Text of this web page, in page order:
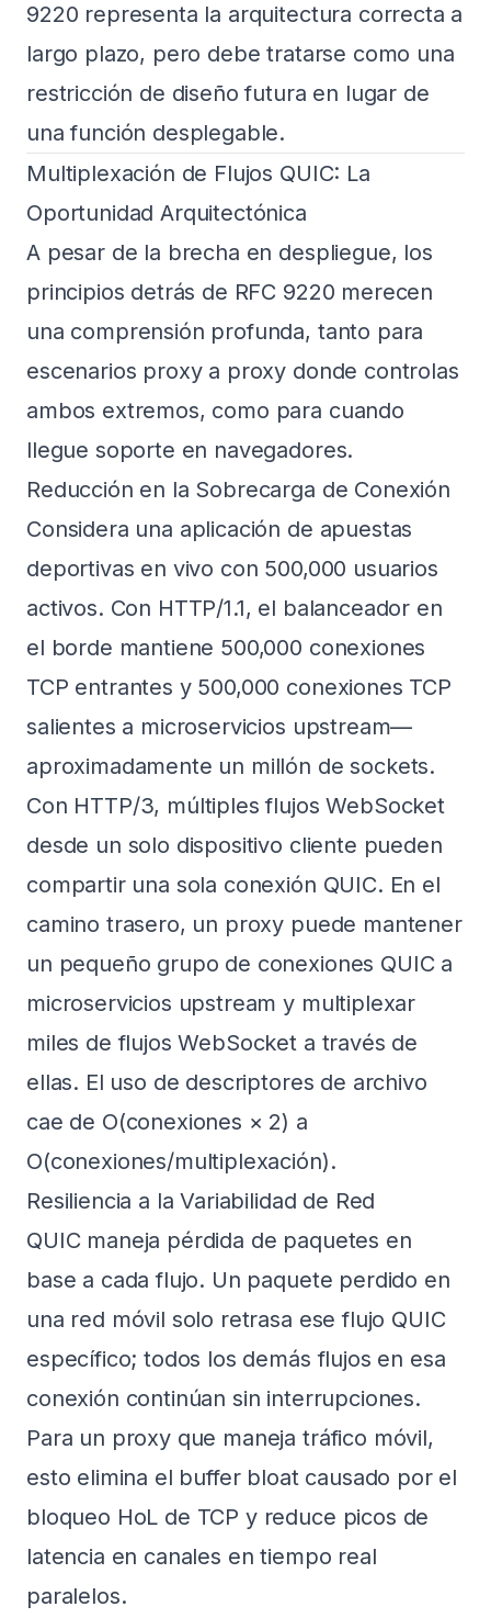
9220 representa la arquitectura correcta a
largo plazo, pero debe tratarse como una
restricción de diseño futura en lugar de
una función desplegable.
Multiplexación de Flujos QUIC: La
Oportunidad Arquitectónica
A pesar de la brecha en despliegue, los
principios detrás de RFC 9220 merecen
una comprensión profunda, tanto para
escenarios proxy a proxy donde controlas
ambos extremos, como para cuando
llegue soporte en navegadores.
Reducción en la Sobrecarga de Conexión
Considera una aplicación de apuestas
deportivas en vivo con 500,000 usuarios
activos. Con HTTP/1.1, el balanceador en
el borde mantiene 500,000 conexiones
TCP entrantes y 500,000 conexiones TCP
salientes a microservicios upstream—
aproximadamente un millón de sockets.
Con HTTP/3, múltiples flujos WebSocket
desde un solo dispositivo cliente pueden
compartir una sola conexión QUIC. En el
camino trasero, un proxy puede mantener
un pequeño grupo de conexiones QUIC a
microservicios upstream y multiplexar
miles de flujos WebSocket a través de
ellas. El uso de descriptores de archivo
cae de O(conexiones × 2) a
O(conexiones/multiplexación).
Resiliencia a la Variabilidad de Red
QUIC maneja pérdida de paquetes en
base a cada flujo. Un paquete perdido en
una red móvil solo retrasa ese flujo QUIC
específico; todos los demás flujos en esa
conexión continúan sin interrupciones.
Para un proxy que maneja tráfico móvil,
esto elimina el buffer bloat causado por el
bloqueo HoL de TCP y reduce picos de
latencia en canales en tiempo real
paralelos.